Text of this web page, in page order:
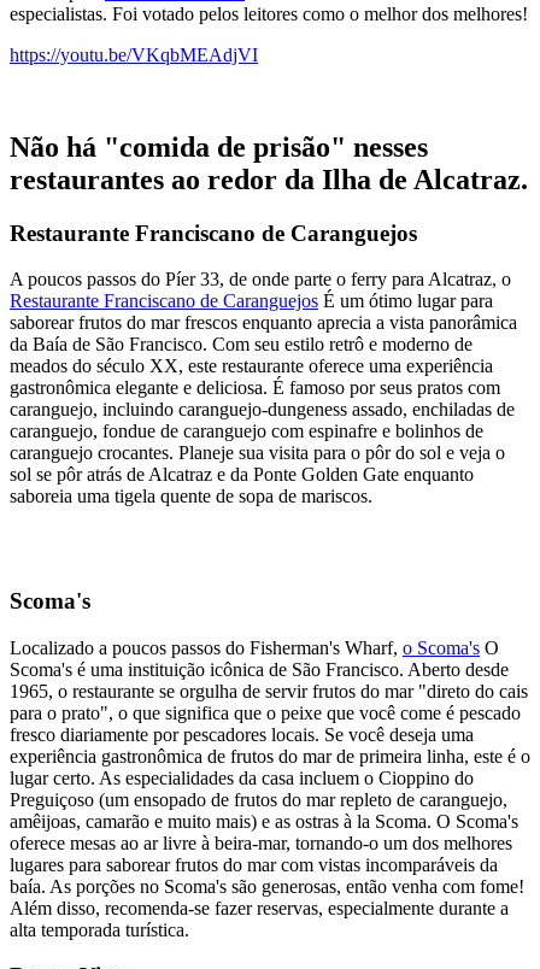
especialistas. Foi votado pelos leitores como o melhor dos melhores!
https://youtu.be/VKqbMEAdjVI
Não há "comida de prisão" nesses
restaurantes ao redor da Ilha de Alcatraz.
Restaurante Franciscano de Caranguejos
A poucos passos do Píer 33, de onde parte o ferry para Alcatraz, o
Restaurante Franciscano de Caranguejos É um ótimo lugar para
saborear frutos do mar frescos enquanto aprecia a vista panorâmica
da Baía de São Francisco. Com seu estilo retrô e moderno de
meados do século XX, este restaurante oferece uma experiência
gastronômica elegante e deliciosa. É famoso por seus pratos com
caranguejo, incluindo caranguejo-dungeness assado, enchiladas de
caranguejo, fondue de caranguejo com espinafre e bolinhos de
caranguejo crocantes. Planeje sua visita para o pôr do sol e veja o
sol se pôr atrás de Alcatraz e da Ponte Golden Gate enquanto
saboreia uma tigela quente de sopa de mariscos.
Scoma's
Localizado a poucos passos do Fisherman's Wharf, o Scoma's O
Scoma's é uma instituição icônica de São Francisco. Aberto desde
1965, o restaurante se orgulha de servir frutos do mar "direto do cais
para o prato", o que significa que o peixe que você come é pescado
fresco diariamente por pescadores locais. Se você deseja uma
experiência gastronômica de frutos do mar de primeira linha, este é o
lugar certo. As especialidades da casa incluem o Cioppino do
Preguiçoso (um ensopado de frutos do mar repleto de caranguejo,
amêijoas, camarão e muito mais) e as ostras à la Scoma. O Scoma's
oferece mesas ao ar livre à beira-mar, tornando-o um dos melhores
lugares para saborear frutos do mar com vistas incomparáveis da
baía. As porções no Scoma's são generosas, então venha com fome!
Além disso, recomenda-se fazer reservas, especialmente durante a
alta temporada turística.